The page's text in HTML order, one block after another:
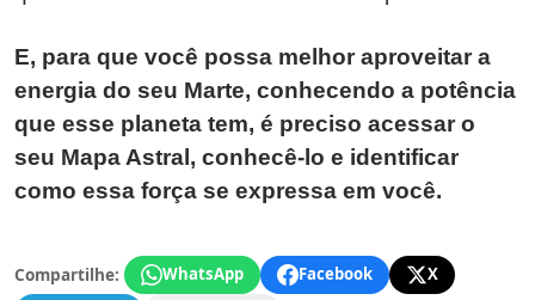
E, para que você possa melhor aproveitar a
energia do seu Marte, conhecendo a potência
que esse planeta tem, é preciso acessar o
seu Mapa Astral, conhecê-lo e identificar
como essa força se expressa em você.
Compartilhe: WhatsApp Facebook
X